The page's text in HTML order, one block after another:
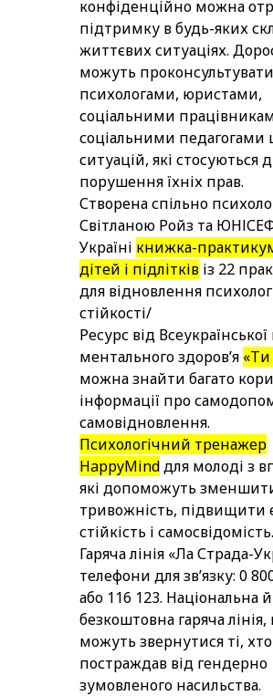
конфіденційно можна
підтримку в будь-яких
життєвих ситуаціях.
можуть
психологами, юристами,
соціальними
соціальними
ситуацій, які стосуються
порушення їхніх прав.
Створена спільно
Світланою Ройз та
Україні книжка-
дітей і підлітків із 22
для відновлення
стійкості/
Ресурс від
ментального здоровʼя «Ти
можна знайти багато
інформації про
самовідновлення.
Психологічний тренажер
HappyMindдля молоді з
які допоможуть
тривожність, підвищити
стійкість і самосвідомість.
Гаряча лінія «Ла Страда-
телефони для зв’язку: 0
або 116 123. Національна й
безкоштовна гаряча лінія,
можуть звернутися ті, хто
постраждав від гендерно
зумовленого насильства.